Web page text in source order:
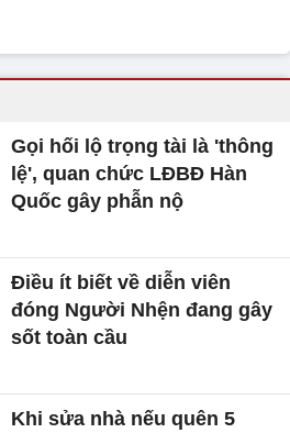
Gọi hối lộ trọng tài là 'thông
lệ', quan chức LĐBĐ Hàn
Quốc gây phẫn nộ
Điều ít biết về diễn viên
đóng Người Nhện đang gây
sốt toàn cầu
Khi sửa nhà nếu quên 5